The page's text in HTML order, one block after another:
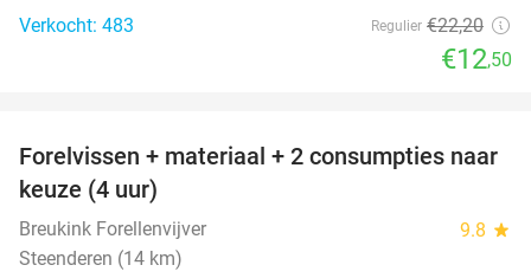
Verkocht: 483
Regulier €22,20
€12,50
50%
Forelvissen + materiaal + 2 consumpties naar
keuze (4 uur)
Breukink Forellenvijver 9.8 star
Steenderen (14 km)